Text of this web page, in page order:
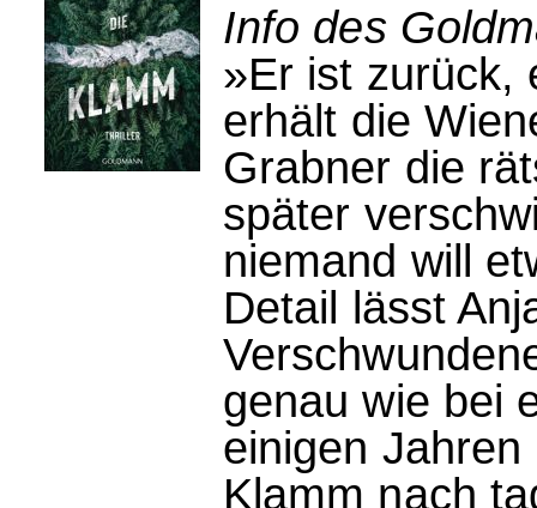
Info des
»Er ist zurück,
erhält die
Grabner die
später
niemand will
Detail lässt
genau wie bei
einigen
Klamm nach